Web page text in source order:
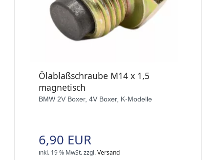
Ölablaßschraube M14 x 1,5
magnetisch
BMW 2V Boxer, 4V Boxer, K-Modelle
6,90 EUR
inkl. 19 % MwSt.zzgl.Versand